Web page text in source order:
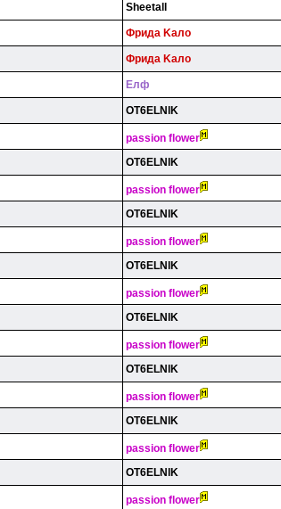
Sheetall
Фpидa Kaлo
Фpидa Kaлo
Eлф
OT6ELNlK
passion flower
OT6ELNlK
passion flower
OT6ELNlK
passion flower
OT6ELNlK
passion flower
OT6ELNlK
passion flower
OT6ELNlK
passion flower
OT6ELNlK
passion flower
OT6ELNlK
passion flower